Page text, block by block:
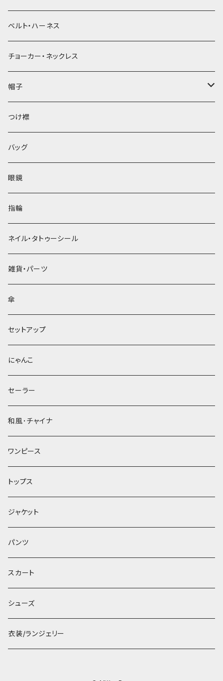
ベルト・ハーネス
チョーカー・ネックレス
帽子
ベレー帽
つけ襟
バッグ
眼鏡
指輪
ネイル・タトゥーシール
雑貨・パーツ
傘
セットアップ
にゃんこ
セーラー
和風･チャイナ
ワンピース
トップス
ジャケット
パンツ
スカート
シューズ
衣装/ランジェリー